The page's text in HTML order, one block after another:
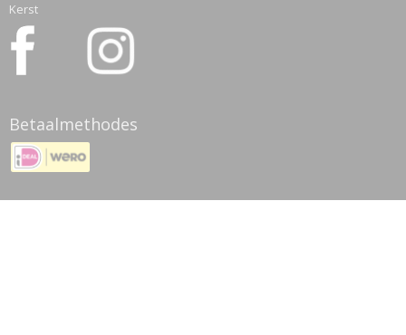
Kerst
Betaalmethodes